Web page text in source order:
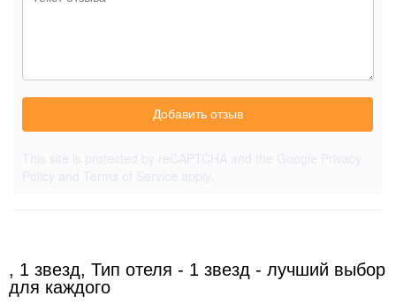
Добавить отзыв
, 1 звезд, Тип отеля - 1 звезд - лучший выбор
для каждого